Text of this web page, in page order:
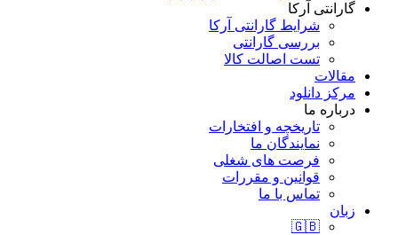
گارانتی آرکا
شرایط گارانتی آرکا
بررسی گارانتی
تست اصالت کالا
مقالات
مرکز دانلود
درباره ما
تاریخچه و افتخارات
نمایندگان ما
فرصت های شغلی
قوانین و مقررات
تماس با ما
زبان
🇬🇧